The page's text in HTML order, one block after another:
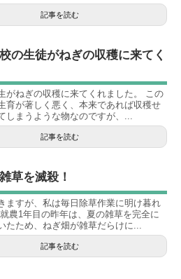
記事を読む
の生徒がねぎの収穫に来てく
がねぎの収穫に来てくれました。 この
育が著しく悪く、本来であれば収穫せ
しまうような物なのですが、...
記事を読む
草を滅殺！
ますが、私は毎日除草作業に明け暮れ
農1年目の昨年は、夏の雑草を完全に
たため、ねぎ畑が雑草だらけに...
記事を読む